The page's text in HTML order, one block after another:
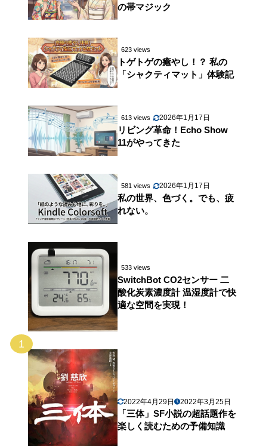
の帯マジック
623 views
トゲトゲの癒やし！？ 私の
「シャクティマット」体験記
613 views 2026年1月17日
リビング革命！Echo Show
11がやってきた
581 views 2026年1月17日
私の世界、色づく。でも、疲
れない。
533 views
SwitchBot CO2センサー 二
酸化炭素濃度計 温湿度計で快
適な空間を実現！
1
2022年4月29日 2022年3月25日
「三体」SF小説の超話題作を
楽しく読むための予備知識